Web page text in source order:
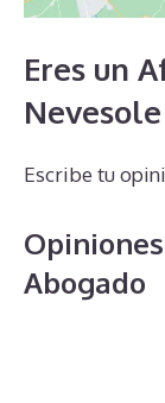
Eres un
Escribe tu
Abogado